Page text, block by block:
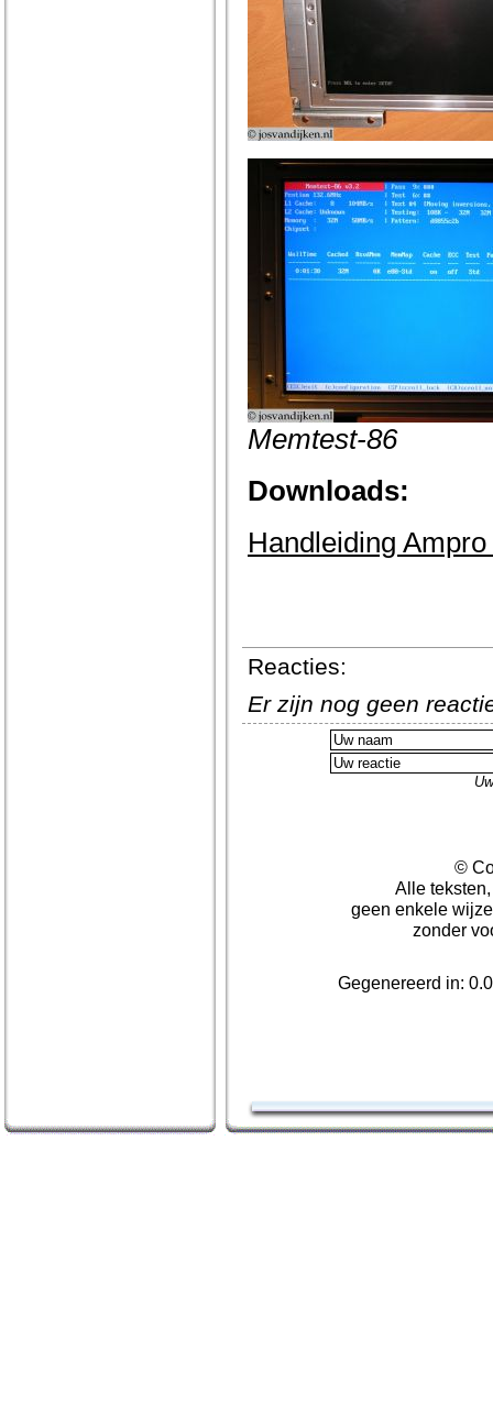
Memtest-86
Downloads:
Handleiding
Reacties:
Er zijn nog geen
©
Alle
geen enkele
zonder
Gegenereerd in: